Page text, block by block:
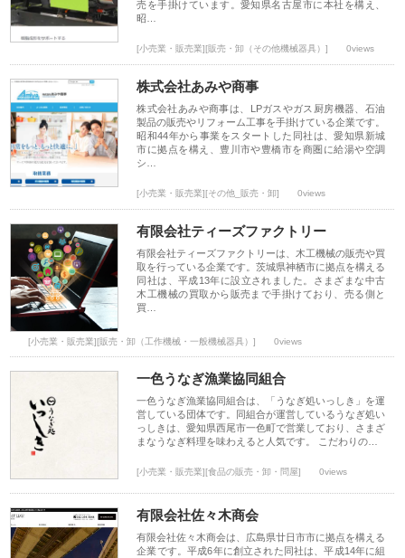
売を手掛けています。愛知県名古屋市に本社を構え、
昭…
[小売業・販売業][販売・卸（その他機械器具）] 0views
株式会社あみや商事
株式会社あみや商事は、LPガスやガス厨房機器、石油
製品の販売やリフォーム工事を手掛けている企業です。
昭和44年から事業をスタートした同社は、愛知県新城
市に拠点を構え、豊川市や豊橋市を商圏に給湯や空調
シ…
[小売業・販売業][その他_販売・卸] 0views
有限会社ティーズファクトリー
有限会社ティーズファクトリーは、木工機械の販売や買
取を行っている企業です。茨城県神栖市に拠点を構える
同社は、平成13年に設立されました。さまざまな中古
木工機械の買取から販売まで手掛けており、売る側と
買…
[小売業・販売業][販売・卸（工作機械・一般機械器具）] 0views
一色うなぎ漁業協同組合
一色うなぎ漁業協同組合は、「うなぎ処いっしき」を運
営している団体です。同組合が運営しているうなぎ処い
っしきは、愛知県西尾市一色町で営業しており、さまざ
まなうなぎ料理を味わえると人気です。 こだわりの…
[小売業・販売業][食品の販売・卸・問屋] 0views
有限会社佐々木商会
有限会社佐々木商会は、広島県廿日市市に拠点を構える
企業です。平成6年に創立された同社は、平成14年に組